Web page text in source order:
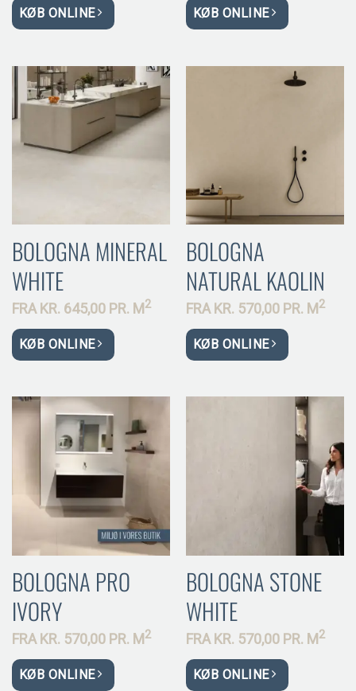
KØB ONLINE KØB ONLINE
BOLOGNA MINERAL
WHITE
FRA KR. 645,00 PR. M2
KØB ONLINE
BOLOGNA
NATURAL KAOLIN
FRA KR. 570,00 PR. M2
KØB ONLINE
BOLOGNA PRO
IVORY
FRA KR. 570,00 PR. M 2
KØB ONLINE
BOLOGNA STONE
WHITE
FRA KR. 570,00 PR. M 2
KØB ONLINE